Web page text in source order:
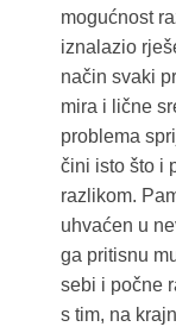
mogućnost
iznalazio
način svaki
mira i lične
problema
čini isto što i
razlikom.
uhvaćen u
ga pritisnu
sebi i počne
s tim, na